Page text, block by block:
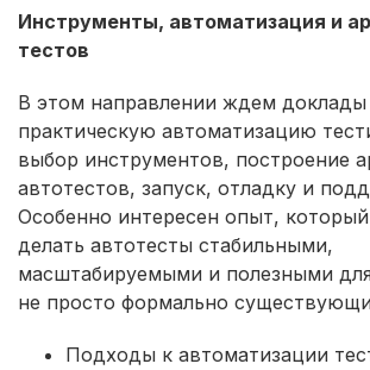
Инструменты, автоматизация и
тестов
В этом направлении ждем доклады
практическую автоматизацию
выбор инструментов, построение
автотестов, запуск, отладку и
Особенно интересен опыт,
делать автотесты стабильными,
масштабируемыми и полезными
не просто формально
Подходы к автоматизации